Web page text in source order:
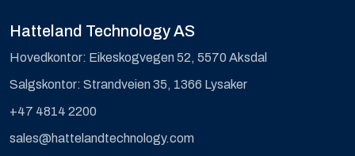
Hatteland Technology AS
Hovedkontor: Eikeskogvegen 52, 5570 Aksdal
Salgskontor: Strandveien 35, 1366 Lysaker
+47 4814 2200
sales@hattelandtechnology.com